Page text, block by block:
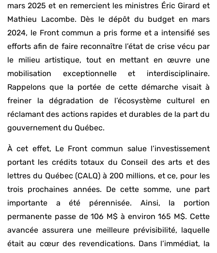
mars 2025 et en remercient les ministres Éric Girard et
Mathieu Lacombe. Dès le dépôt du budget en mars
2024, le Front commun a pris forme et a intensifié ses
efforts afin de faire reconnaître l’état de crise vécu par
le milieu artistique, tout en mettant en œuvre une
mobilisation exceptionnelle et interdisciplinaire.
Rappelons que la portée de cette démarche visait à
freiner la dégradation de l’écosystème culturel en
réclamant des actions rapides et durables de la part du
gouvernement du Québec.
À cet effet, Le Front commun salue l’investissement
portant les crédits totaux du Conseil des arts et des
lettres du Québec (CALQ) à 200 millions, et ce, pour les
trois prochaines années. De cette somme, une part
importante a été pérennisée. Ainsi, la portion
permanente passe de 106 M$ à environ 165 M$. Cette
avancée assurera une meilleure prévisibilité, laquelle
était au cœur des revendications. Dans l’immédiat, la